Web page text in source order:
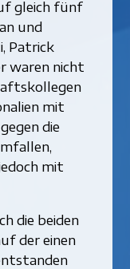
gleich fünf
und
Patrick
waren nicht
mit
die
mit
die beiden
der einen